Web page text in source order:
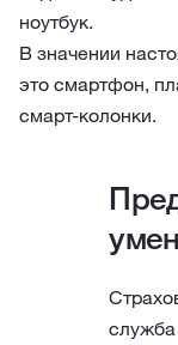
ноутбук.
В значении
это смартфон,
смарт-колонки.